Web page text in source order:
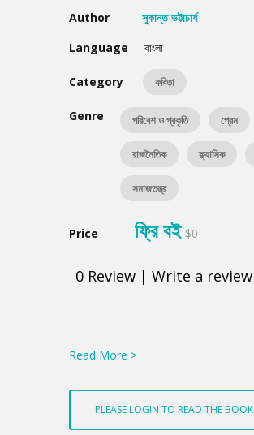
Author
সুকান্ত ভট্টাচার্য
Language
বাংলা
Category কবিতা
Genre পরিবেশ ও প্রকৃতি প্রেম
রাজনৈতিক ক্ল্যাসিক
সমাজতন্ত্র
Price ফ্রি বই $0
0 Review | Write a review
Read More >
PLEASE LOGIN TO READ THE BOOK